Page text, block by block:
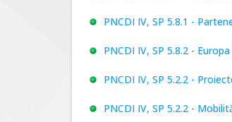
PNCDI IV, SP 5.8.1 -
PNCDI IV, SP 5.8.2 -
PNCDI IV, SP 5.2.2 -
PNCDI IV, SP 5.2.2 -